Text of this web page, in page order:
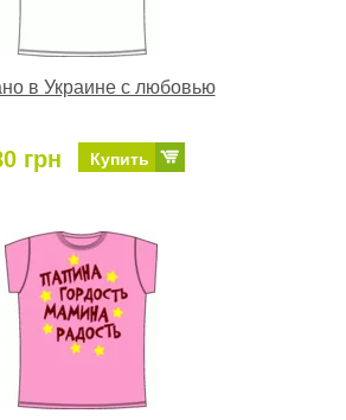
в Украине с любовью
грн Купить